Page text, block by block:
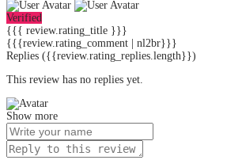
Verified
{{{ review.rating_title }}}
{{{review.rating_comment | nl2br}}}
Replies ({{review.rating_replies.length}})
This review has no replies yet.
Show more